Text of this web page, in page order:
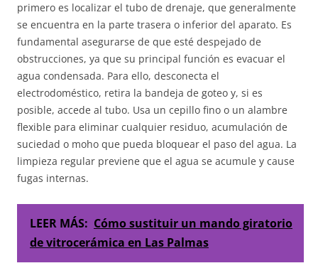
primero es localizar el tubo de drenaje, que generalmente
se encuentra en la parte trasera o inferior del aparato. Es
fundamental asegurarse de que esté despejado de
obstrucciones, ya que su principal función es evacuar el
agua condensada. Para ello, desconecta el
electrodoméstico, retira la bandeja de goteo y, si es
posible, accede al tubo. Usa un cepillo fino o un alambre
flexible para eliminar cualquier residuo, acumulación de
suciedad o moho que pueda bloquear el paso del agua. La
limpieza regular previene que el agua se acumule y cause
fugas internas.
LEER MÁS: Cómo sustituir un mando giratorio
de vitrocerámica en Las Palmas